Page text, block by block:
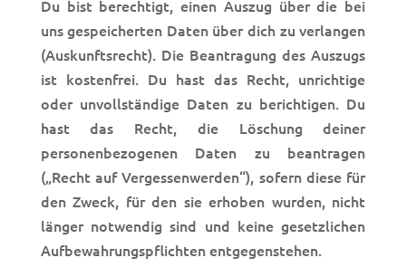
Du bist berechtigt, einen Auszug über die bei
uns gespeicherten Daten über dich zu verlangen
(Auskunftsrecht). Die Beantragung des Auszugs
ist kostenfrei. Du hast das Recht, unrichtige
oder unvollständige Daten zu berichtigen. Du
hast das Recht, die Löschung deiner
personenbezogenen Daten zu beantragen
(„Recht auf Vergessenwerden“), sofern diese für
den Zweck, für den sie erhoben wurden, nicht
länger notwendig sind und keine gesetzlichen
Aufbewahrungspflichten entgegenstehen.